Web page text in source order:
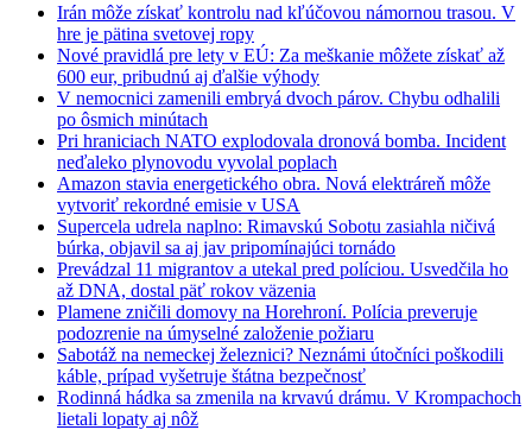
Irán môže získať kontrolu nad kľúčovou námornou trasou. V
hre je pätina svetovej ropy
Nové pravidlá pre lety v EÚ: Za meškanie môžete získať až
600 eur, pribudnú aj ďalšie výhody
V nemocnici zamenili embryá dvoch párov. Chybu odhalili
po ôsmich minútach
Pri hraniciach NATO explodovala dronová bomba. Incident
neďaleko plynovodu vyvolal poplach
Amazon stavia energetického obra. Nová elektráreň môže
vytvoriť rekordné emisie v USA
Supercela udrela naplno: Rimavskú Sobotu zasiahla ničivá
búrka, objavil sa aj jav pripomínajúci tornádo
Prevádzal 11 migrantov a utekal pred políciou. Usvedčila ho
až DNA, dostal päť rokov väzenia
Plamene zničili domovy na Horehroní. Polícia preveruje
podozrenie na úmyselné založenie požiaru
Sabotáž na nemeckej železnici? Neznámi útočníci poškodili
káble, prípad vyšetruje štátna bezpečnosť
Rodinná hádka sa zmenila na krvavú drámu. V Krompachoch
lietali lopaty aj nôž